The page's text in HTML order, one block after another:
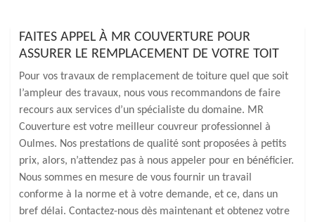
FAITES APPEL À MR COUVERTURE POUR
ASSURER LE REMPLACEMENT DE VOTRE TOIT
Pour vos travaux de remplacement de toiture quel que soit
l’ampleur des travaux, nous vous recommandons de faire
recours aux services d’un spécialiste du domaine. MR
Couverture est votre meilleur couvreur professionnel à
Oulmes. Nos prestations de qualité sont proposées à petits
prix, alors, n’attendez pas à nous appeler pour en bénéficier.
Nous sommes en mesure de vous fournir un travail
conforme à la norme et à votre demande, et ce, dans un
bref délai. Contactez-nous dès maintenant et obtenez votre